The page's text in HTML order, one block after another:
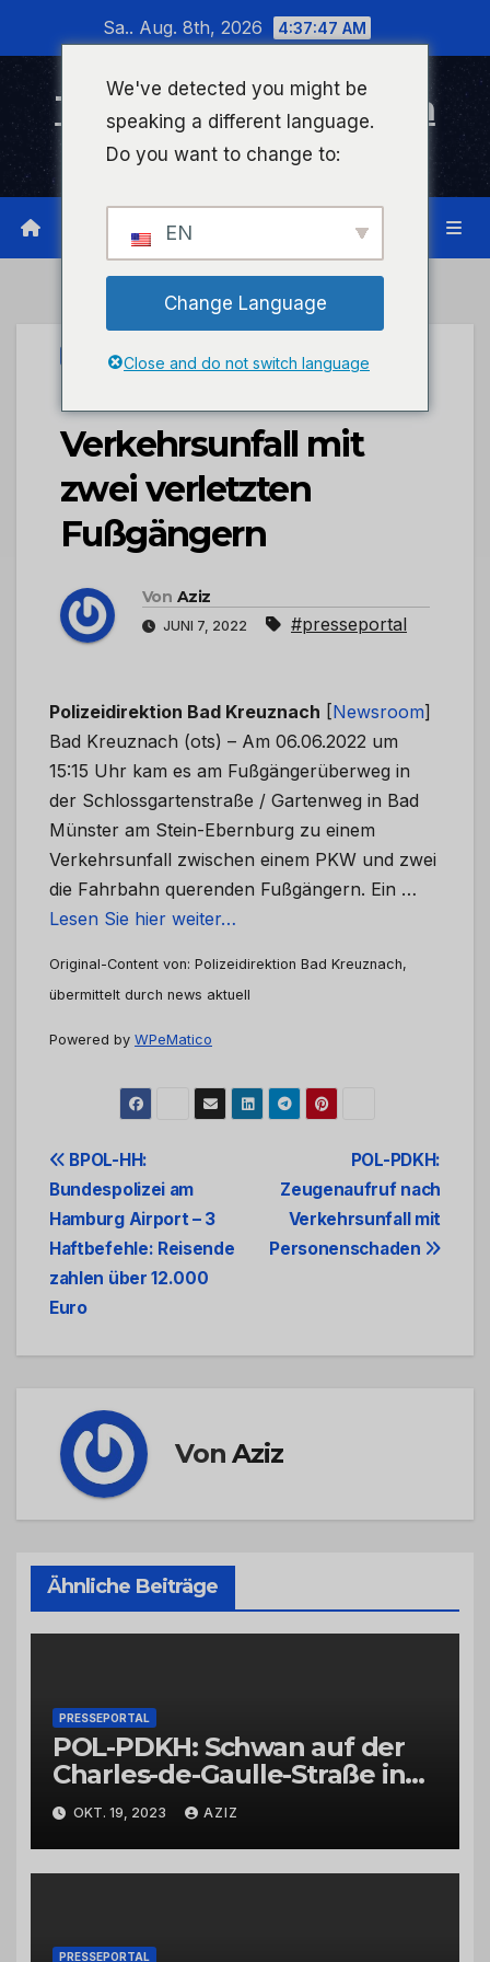
wechseln
Sa.. Aug. 8th, 2026 4:37:48 AM
Timeline Bad Kreuznach
Infonetzwerk für Bad Kreuznach
PRESSEPORTAL
POL-PDKH:
Verkehrsunfall mit
zwei verletzten
Fußgängern
Von Aziz
JUNI 7, 2022 #presseportal
Polizeidirektion Bad Kreuznach [Newsroom]
Bad Kreuznach (ots) – Am 06.06.2022 um
15:15 Uhr kam es am Fußgängerüberweg in
der Schlossgartenstraße / Gartenweg in Bad
Münster am Stein-Ebernburg zu einem
Verkehrsunfall zwischen einem PKW und zwei
die Fahrbahn querenden Fußgängern. Ein …
Lesen Sie hier weiter…
Original-Content von: Polizeidirektion Bad Kreuznach,
übermittelt durch news aktuell
Powered by WPeMatico
Beitrags-
Navigation
POL-PDKH:
Zeugenaufruf nach
Verkehrsunfall mit
Personenschaden
BPOL-HH:
Bundespolizei am
Hamburg Airport – 3
Haftbefehle: Reisende
zahlen über 12.000
Euro
VonAziz
Ähnliche Beiträge
PRESSEPORTAL
POL-PDKH: Schwan auf der
Charles-de-Gaulle-Straße in
Bad Kreuznach beeinflusst
Feierabendverkehr
OKT. 19, 2023 AZIZ
PRESSEPORTAL
We've detected you might be
speaking a different language.
Do you want to change to:
EN
Change Language
Close and do not switch language